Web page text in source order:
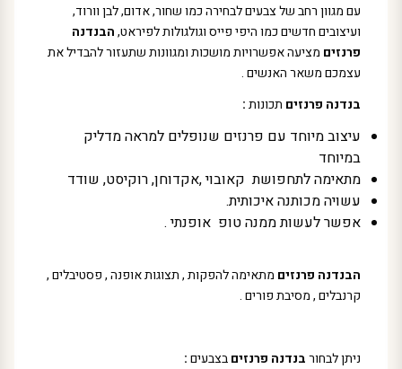
עם מגוון רחב של צבעים לבחירה כמו שחור, אדום, לבן וורוד,
ועיצובים חדשים כמו היפי פייס וגולגולות לפיראט,הבנדנה
פרנזים מציעה אפשרויות מושכות ומגוונות שתעזור להבדיל את
עצמכם משאר האנשים .
בנדנה פרנזים תכונות:
עיצוב מיוחד עם פרנזים שנופלים למראה מדליק
במיוחד
מתאימה לתחפושת קאובוי ,אקדוחן, רוקיסט, שודד
עשויה מכותנה איכותית.
אפשר לעשות ממנה טופ אופנתי .
הבנדנה פרנזים מתאימה להפקות , תצוגות אופנה , פסטיבלים ,
קרנבלים , מסיבת פורים .
ניתן לבחורבנדנה פרנזיםבצבעים: